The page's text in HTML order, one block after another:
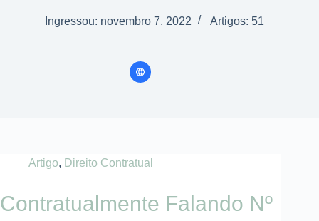
Ingressou: novembro 7, 2022 Artigos: 51
Artigo, Direito Contratual
Contratualmente Falando Nº